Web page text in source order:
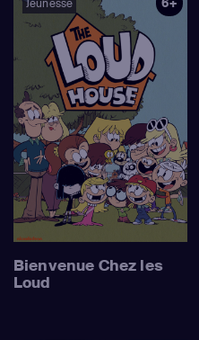
Jeunesse 6+
Bienvenue Chez les
Loud